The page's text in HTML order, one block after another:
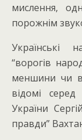
мислення,
порожнім
Українські
“ворогів
меншини чи
відомі
України
правди”